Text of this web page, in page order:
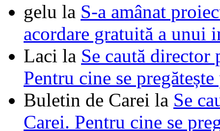
gelu la S-a amânat
acordare gratuită a unui
Laci la Se caută
Pentru cine se
Buletin de Carei la Se
Carei. Pentru cine se